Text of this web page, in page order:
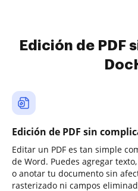
Edición de PDF
Edición de PDF sin
Editar un PDF es tan simple
de Word. Puedes agregar
o anotar tu documento sin
rasterizado ni campos